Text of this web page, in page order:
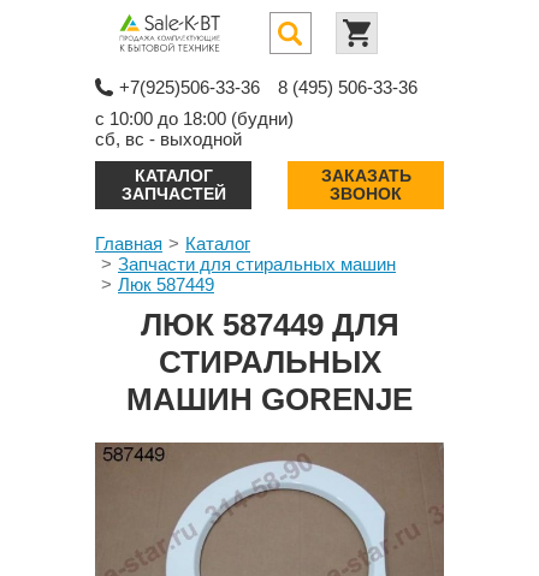
+7(925)506-33-36
8 (495) 506-33-36
с 10:00 до 18:00 (будни)
сб, вс - выходной
КАТАЛОГ
ЗАПЧАСТЕЙ
ЗАКАЗАТЬ
ЗВОНОК
Главная
Каталог
Запчасти для стиральных машин
Люк 587449
ЛЮК 587449 ДЛЯ
СТИРАЛЬНЫХ
МАШИН GORENJE